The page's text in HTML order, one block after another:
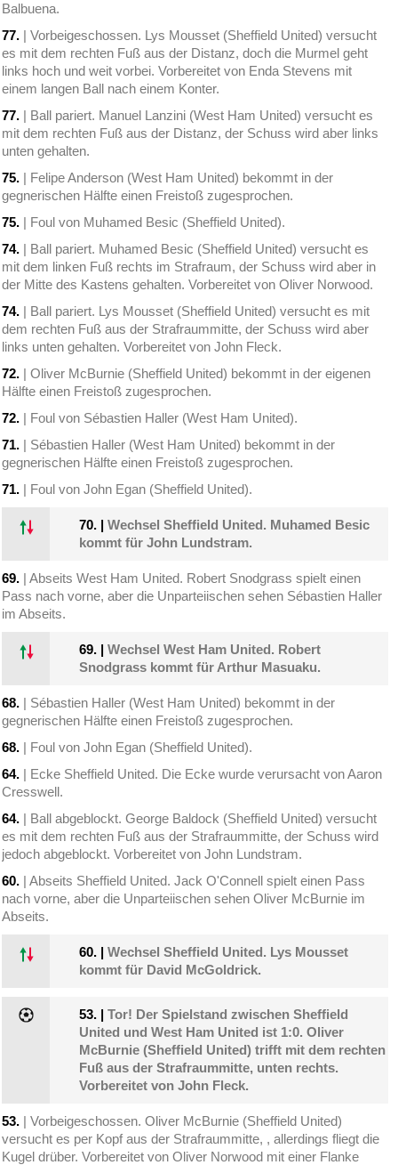
Balbuena.
77. | Vorbeigeschossen. Lys Mousset (Sheffield United) versucht
es mit dem rechten Fuß aus der Distanz, doch die Murmel geht
links hoch und weit vorbei. Vorbereitet von Enda Stevens mit
einem langen Ball nach einem Konter.
77. | Ball pariert. Manuel Lanzini (West Ham United) versucht es
mit dem rechten Fuß aus der Distanz, der Schuss wird aber links
unten gehalten.
75. | Felipe Anderson (West Ham United) bekommt in der
gegnerischen Hälfte einen Freistoß zugesprochen.
75. | Foul von Muhamed Besic (Sheffield United).
74. | Ball pariert. Muhamed Besic (Sheffield United) versucht es
mit dem linken Fuß rechts im Strafraum, der Schuss wird aber in
der Mitte des Kastens gehalten. Vorbereitet von Oliver Norwood.
74. | Ball pariert. Lys Mousset (Sheffield United) versucht es mit
dem rechten Fuß aus der Strafraummitte, der Schuss wird aber
links unten gehalten. Vorbereitet von John Fleck.
72. | Oliver McBurnie (Sheffield United) bekommt in der eigenen
Hälfte einen Freistoß zugesprochen.
72. | Foul von Sébastien Haller (West Ham United).
71. | Sébastien Haller (West Ham United) bekommt in der
gegnerischen Hälfte einen Freistoß zugesprochen.
71. | Foul von John Egan (Sheffield United).
70. |Wechsel Sheffield United. Muhamed Besic
kommt für John Lundstram.
69. | Abseits West Ham United. Robert Snodgrass spielt einen
Pass nach vorne, aber die Unparteiischen sehen Sébastien Haller
im Abseits.
69. |Wechsel West Ham United. Robert
Snodgrass kommt für Arthur Masuaku.
68. | Sébastien Haller (West Ham United) bekommt in der
gegnerischen Hälfte einen Freistoß zugesprochen.
68. | Foul von John Egan (Sheffield United).
64. | Ecke Sheffield United. Die Ecke wurde verursacht von Aaron
Cresswell.
64. | Ball abgeblockt. George Baldock (Sheffield United) versucht
es mit dem rechten Fuß aus der Strafraummitte, der Schuss wird
jedoch abgeblockt. Vorbereitet von John Lundstram.
60. | Abseits Sheffield United. Jack O'Connell spielt einen Pass
nach vorne, aber die Unparteiischen sehen Oliver McBurnie im
Abseits.
60. |Wechsel Sheffield United. Lys Mousset
kommt für David McGoldrick.
53. |Tor! Der Spielstand zwischen Sheffield
United und West Ham United ist 1:0. Oliver
McBurnie (Sheffield United) trifft mit dem rechten
Fuß aus der Strafraummitte, unten rechts.
Vorbereitet von John Fleck.
53. | Vorbeigeschossen. Oliver McBurnie (Sheffield United)
versucht es per Kopf aus der Strafraummitte, , allerdings fliegt die
Kugel drüber. Vorbereitet von Oliver Norwood mit einer Flanke